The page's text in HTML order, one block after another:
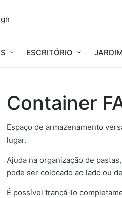
ESCRITÓRIO
Container
Espaço de armazenamento
lugar.
Ajuda na organização de
pode ser colocado ao lado ou
É possível trancá-lo